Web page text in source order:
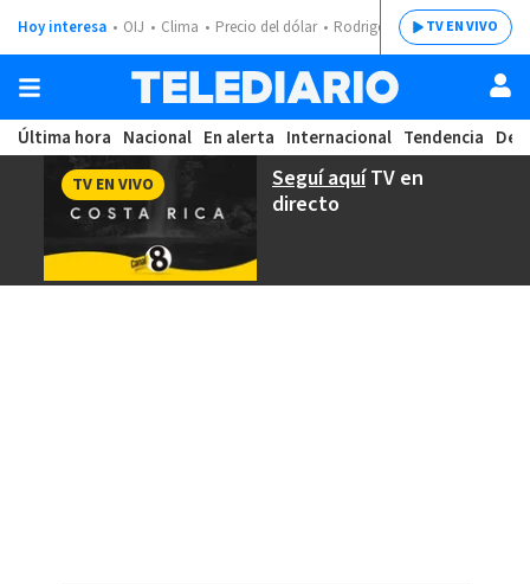
Hoy interesa OIJ Clima Precio del dólar Rodrigo ChavesTV EN VIVO
Última hora Nacional En alerta Internacional Tendencia
Seguí aquíTV en
directo
TV EN VIVO